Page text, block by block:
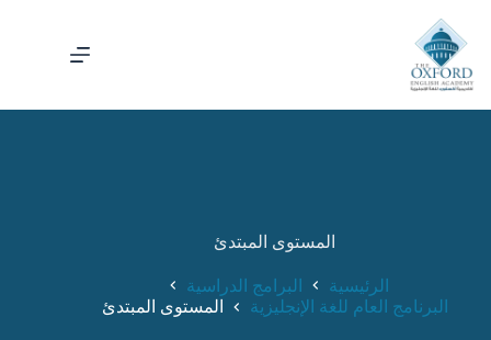
المستوى المبتدئ
الرئيسية
البرامج الدراسية
البرنامج العام للغة الإنجليزية
المستوى المبتدئ